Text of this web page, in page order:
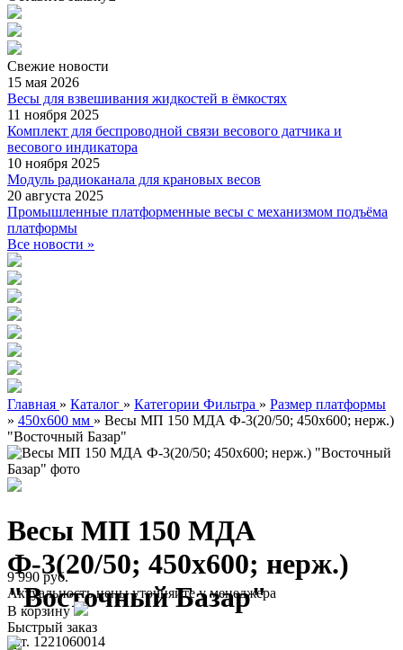
Свежие новости
15 мая 2026
Весы для взвешивания жидкостей в ёмкостях
11 ноября 2025
Комплект для беспроводной связи весового датчика и
весового индикатора
10 ноября 2025
Модуль радиоканала для крановых весов
20 августа 2025
Промышленные платформенные весы с механизмом подъёма
платформы
Все новости »
Главная » Каталог » Категории Фильтра » Размер платформы
» 450х600 мм » Весы МП 150 МДА Ф-3(20/50; 450х600; нерж.)
"Восточный Базар"
Весы МП 150 МДА
Ф-3(20/50; 450х600; нерж.)
"Восточный Базар"
арт. 1221060014
9 990 руб.
Актуальность цены уточняйте у менеджера
В корзину
Быстрый заказ